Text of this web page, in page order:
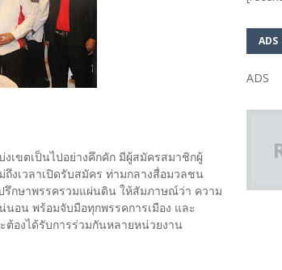
เขตเป็นไปอย่างคึกคัก มีผู้สมัครสมาชิกผู้
งเวลาเปิดรับสมัคร ท่ามกลางสื่อมวลชน
กษาพรรครวมแผ่นดิน ให้สัมภาษณ์ว่า ความ
อน พร้อมจับมือทุกพรรคการเมือง และ
องได้รับการร่วมกันหลายหน่วยงาน
ADS
ADS